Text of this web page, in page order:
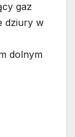
gaz
dziury w
dolnym